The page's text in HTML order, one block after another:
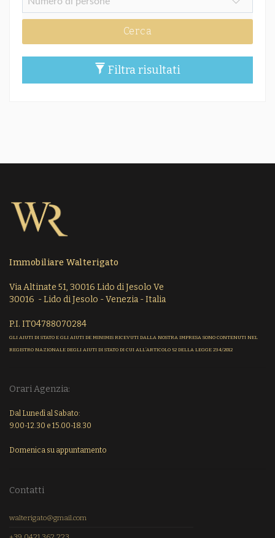
Cerca
Filtra risultati
Immobiliare Walterigato
Via Altinate 51, 30016 Lido di Jesolo Ve
30016 - Lido di Jesolo - Venezia - Italia
P.I. IT04788070284
GLI AIUTI DI STATO E GLI AIUTI DE MINIMIS RICEVUTI DALLA NOSTRA IMPRESA SONO CONTENUTI NEL
REGISTRO NAZIONALE DEGLI AIUTI DI STATO DI CUI ALL’ARTICOLO 52 DELLA LEGGE 234/2012
Orari Agenzia:
Dal Lunedì al Sabato:
9.00-12.30 e 15.00-18.30
Domenica su appuntamento
Contatti
walterigato@gmail.com